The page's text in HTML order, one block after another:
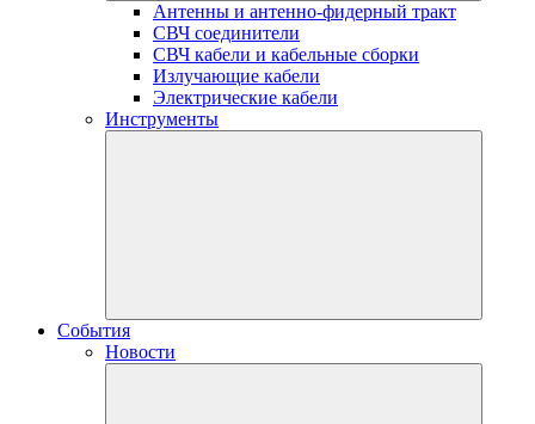
Антенны и антенно-фидерный тракт
СВЧ соединители
СВЧ кабели и кабельные сборки
Излучающие кабели
Электрические кабели
Инструменты
События
Новости